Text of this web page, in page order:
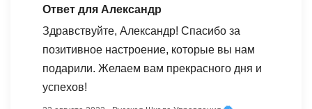
реабилитировать сою любимую организацию!!!
Ответ для Александр
Здравствуйте, Александр! Спасибо за
позитивное настроение, которые вы нам
подарили. Желаем вам прекрасного дня и
успехов!